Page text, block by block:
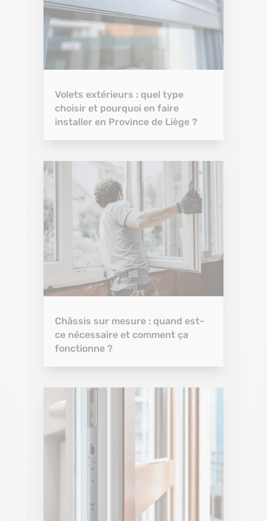
Volets extérieurs : quel type
choisir et pourquoi en faire
installer en Province de Liège ?
Châssis sur mesure : quand est-
ce nécessaire et comment ça
fonctionne ?